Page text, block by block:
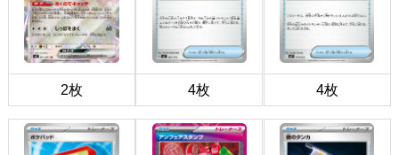
2枚 4枚 4枚